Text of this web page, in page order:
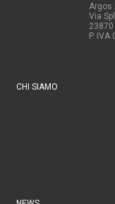
Argos
Via
P. IVA
CHI SIAMO